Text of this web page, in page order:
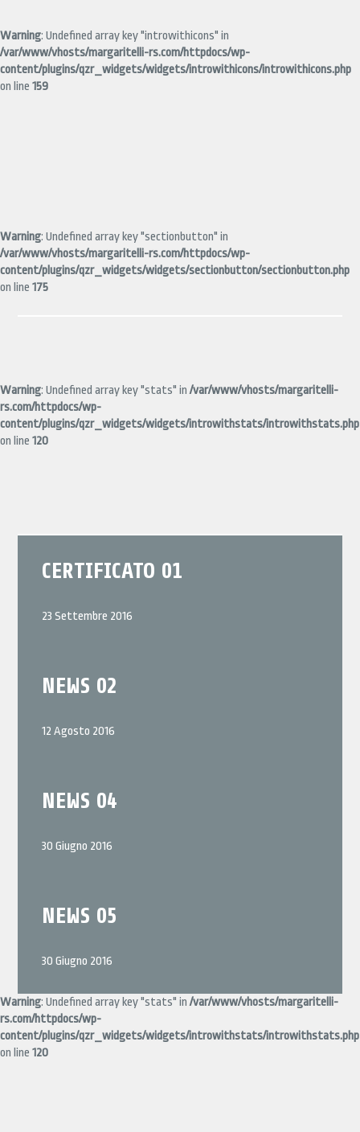
Warning: Undefined array key "introwithicons" in
/var/www/vhosts/margaritelli-rs.com/httpdocs/wp-
content/plugins/qzr_widgets/widgets/introwithicons/introwithicons.php
on line 159
Warning: Undefined array key "sectionbutton" in
/var/www/vhosts/margaritelli-rs.com/httpdocs/wp-
content/plugins/qzr_widgets/widgets/sectionbutton/sectionbutton.php
on line 175
Warning: Undefined array key "stats" in/var/www/vhosts/margaritelli-
rs.com/httpdocs/wp-
content/plugins/qzr_widgets/widgets/introwithstats/introwithstats.php
on line 120
CERTIFICATO 01
23 Settembre 2016
NEWS 02
12 Agosto 2016
NEWS 04
30 Giugno 2016
NEWS 05
30 Giugno 2016
Warning: Undefined array key "stats" in/var/www/vhosts/margaritelli-
rs.com/httpdocs/wp-
content/plugins/qzr_widgets/widgets/introwithstats/introwithstats.php
on line 120